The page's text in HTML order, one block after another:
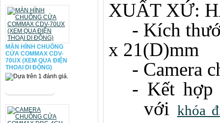
MÀN HÌNH CHUÔNG
CỬA COMMAX CDV-
70UX (XEM QUA ĐIỆN
THOẠI DI ĐỘNG)
XUẤT XỨ:
- Kích
x 21(D)mm
- Camera
- Kết
với khóa